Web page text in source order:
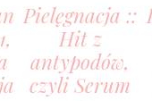
Pielęgnacja ::
Hit z
antypodów,
czyli Serum